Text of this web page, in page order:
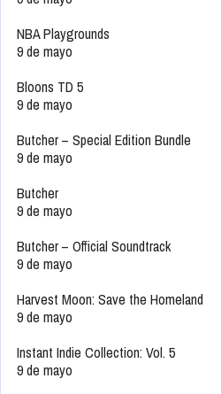
NBA Playgrounds
9 de mayo
Bloons TD 5
9 de mayo
Butcher – Special Edition Bundle
9 de mayo
Butcher
9 de mayo
Butcher – Official Soundtrack
9 de mayo
Harvest Moon: Save the Homeland
9 de mayo
Instant Indie Collection: Vol. 5
9 de mayo